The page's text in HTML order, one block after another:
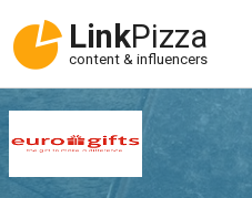
LinkPizza
content & influencers